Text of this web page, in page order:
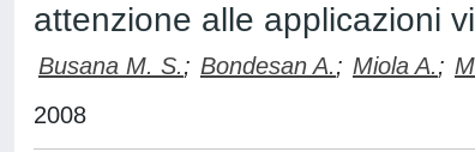
attenzione alle applicazioni
Busana M. S.; Bondesan A.; Miola A.;
2008